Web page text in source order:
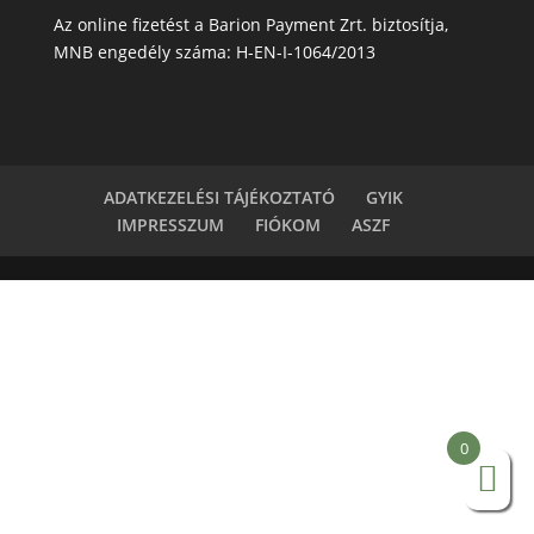
Az online fizetést a Barion Payment Zrt. biztosítja,
MNB engedély száma: H-EN-I-1064/2013
ADATKEZELÉSI TÁJÉKOZTATÓ
GYIK
IMPRESSZUM
FIÓKOM ASZF
0